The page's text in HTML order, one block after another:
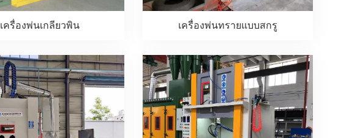
เครื่องพ่นเกลียวพิน เครื่องพ่นทรายแบบสกรู